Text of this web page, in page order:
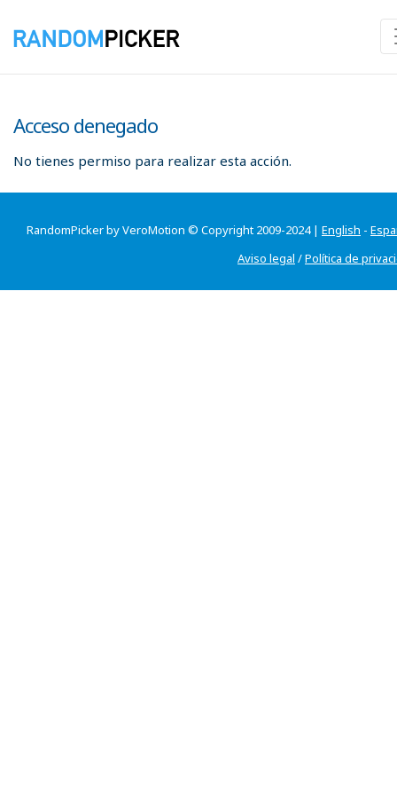
Acceso denegado
No tienes permiso para realizar esta acción.
RandomPicker by VeroMotion © Copyright 2009-2024 | English -
Aviso legal /Política de